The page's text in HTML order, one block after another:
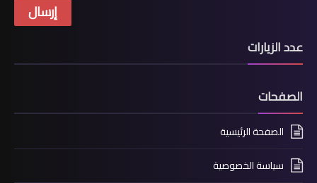
عدد الزيارات
الصفحات
الصفحة الرئيسية
سياسة الخصوصية